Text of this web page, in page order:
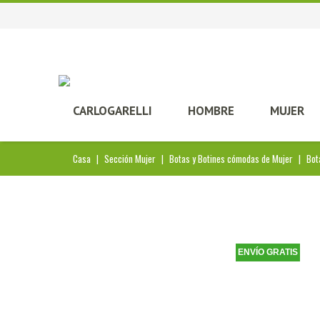
CARLOGARELLI HOMBRE MUJER
Casa | Sección Mujer | Botas y Botines cómodas de Mujer |
ENVÍO GRATIS